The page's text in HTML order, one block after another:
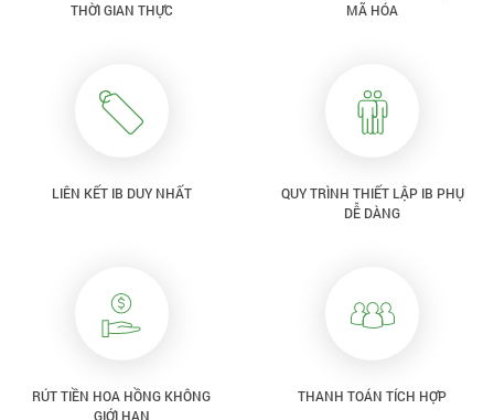
THỜI GIAN THỰC
MÃ HÓA
LIÊN KẾT IB DUY NHẤT
QUY TRÌNH THIẾT LẬP IB PHỤ
DỄ DÀNG
RÚT TIỀN HOA HỒNG KHÔNG
GIỚI HẠN
THANH TOÁN TÍCH HỢP